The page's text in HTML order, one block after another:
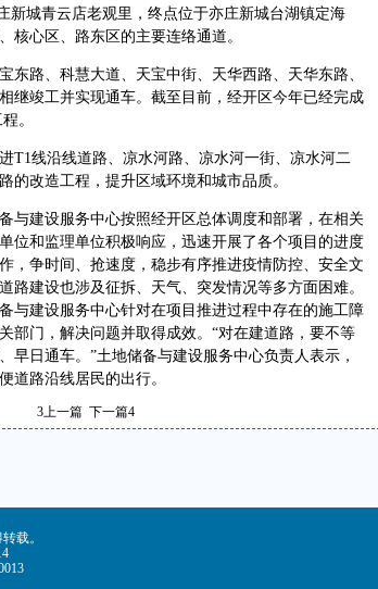
新城青云店老观里，终点位于亦庄新城台湖镇定海
核心区、路东区的主要连络通道。
路、科慧大道、天宝中街、天华西路、天华东路、
继竣工并实现通车。截至目前，经开区今年已经完成
。
线沿线道路、凉水河路、凉水河一街、凉水河二
的改造工程，提升区域环境和城市品质。
建设服务中心按照经开区总体调度和部署，在相关
位和监理单位积极响应，迅速开展了各个项目的进度
，争时间、抢速度，稳步有序推进疫情防控、安全文
路建设也涉及征拆、天气、突发情况等多方面困难。
与建设服务中心针对在项目推进过程中存在的施工障
部门，解决问题并取得成效。“对在建道路，要不等
早日通车。”土地储备与建设服务中心负责人表示，
道路沿线居民的出行。
3上一篇 下一篇4
载。